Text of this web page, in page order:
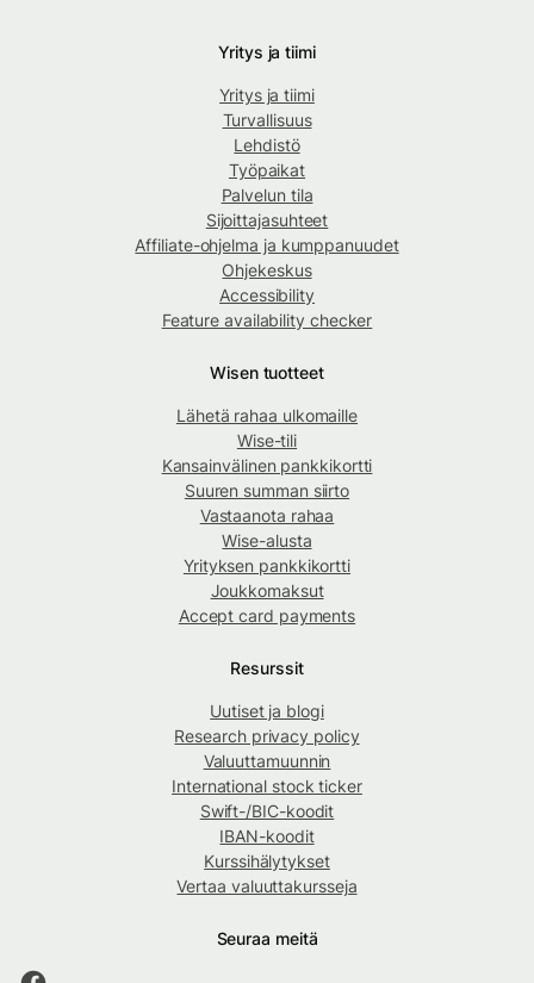
Yritys ja tiimi
Yritys ja tiimi
Turvallisuus
Lehdistö
Työpaikat
Palvelun tila
Sijoittajasuhteet
Affiliate-ohjelma ja kumppanuudet
Ohjekeskus
Accessibility
Feature availability checker
Wisen tuotteet
Lähetä rahaa ulkomaille
Wise-tili
Kansainvälinen pankkikortti
Suuren summan siirto
Vastaanota rahaa
Wise-alusta
Yrityksen pankkikortti
Joukkomaksut
Accept card payments
Resurssit
Uutiset ja blogi
Research privacy policy
Valuuttamuunnin
International stock ticker
Swift-/BIC-koodit
IBAN-koodit
Kurssihälytykset
Vertaa valuuttakursseja
Seuraa meitä